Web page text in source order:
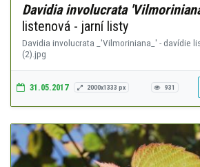
Davidia involucrata
listenová - jarní listy
Davidia involucrata _'Vilmoriniana_' - davídie
(2).jpg
31.05.2017 2000x1333 px 931